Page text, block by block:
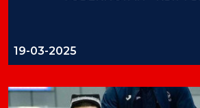
19-03-2025